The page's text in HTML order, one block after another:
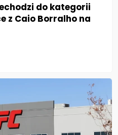
do kategorii
z Caio Borralho na